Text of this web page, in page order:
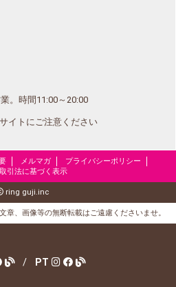
。時間11:00～20:00
イトにご注意ください
メルマガ
プライバシーポリシー
引法に基づく表示
ring guji.inc
章、画像等の無断転載はご遠慮くださいませ。
/ PT